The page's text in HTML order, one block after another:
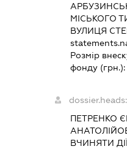
МІСЬКОГО
ВУЛИЦЯ
Розмір
фонду (грн.):
dossier.heads:
ПЕТРЕНКО
ВЧИНЯТИ